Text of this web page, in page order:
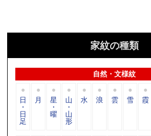
家紋の種類
自然・文様紋
日
・
日
足
月 星
・
曜
山
・
山
形
水 浪 雲 雪 霞